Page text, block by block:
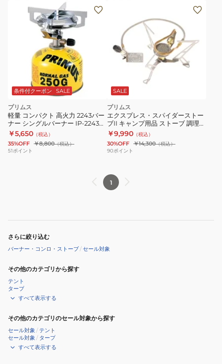
条件付クーポン SALE
プリムス
軽量 コンパクト 高火力 2243バー
ナー シングルバーナー IP-2243
PA ソロキャンプ 小型
￥5,650 （税込）
35%OFF ￥8,800（税込）
51ポイント
SALE
プリムス
エクスプレス・スパイダーストー
ブII キャンプ用品 ストーブ 調理
P-136S
￥9,990 （税込）
30%OFF ￥14,300（税込）
90ポイント
1
さらに絞り込む
バーナー・コンロ・ストーブ/セール対象
その他のカテゴリから探す
テント
タープ
すべて表示する
その他のカテゴリのセール対象から探す
セール対象 /テント
セール対象 / タープ
すべて表示する